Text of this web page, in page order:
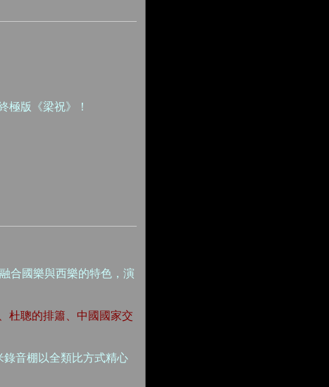
極版《梁祝》！
合國樂與西樂的特色，演
杜聰的排簫、中國國家交
音棚以全類比方式精心